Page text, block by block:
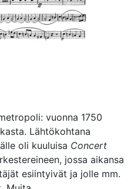
vuonna 1750
Lähtökohtana
oli kuuluisa Concert
jossa aikansa
esiintyivät ja jolle mm.